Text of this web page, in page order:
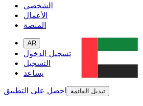
الشخصي
الأعمال
المنصة
AR
تسجيل الدخول
التسجيل
يساعد
احصل على التطبيق
تبديل القائمة